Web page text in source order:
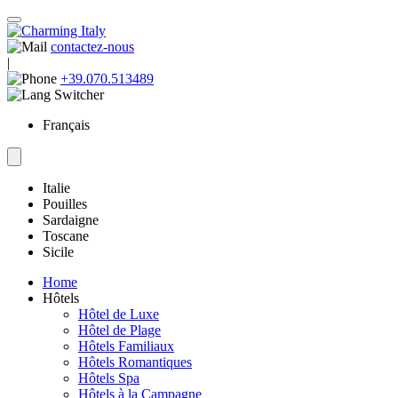
contactez-nous
|
+39.070.513489
Français
Italie
Pouilles
Sardaigne
Toscane
Sicile
Home
Hôtels
Hôtel de Luxe
Hôtel de Plage
Hôtels Familiaux
Hôtels Romantiques
Hôtels Spa
Hôtels à la Campagne